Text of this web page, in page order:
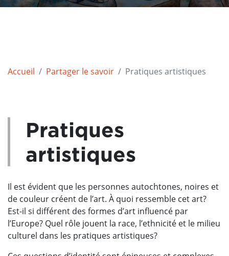
Accueil Partager le savoir Pratiques artistiques
Pratiques
artistiques
Il est évident que les personnes autochtones, noires et
de couleur créent de l’art. À quoi ressemble cet art?
Est-il si différent des formes d’art influencé par
l’Europe? Quel rôle jouent la race, l’ethnicité et le milieu
culturel dans les pratiques artistiques?